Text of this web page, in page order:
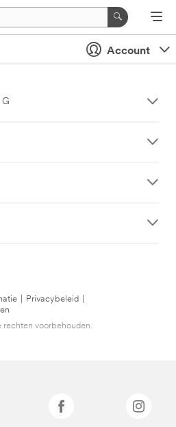
Account
Privacybeleid
voorbehouden.